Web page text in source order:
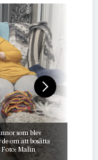
som blev
om att bosätta
Foto: Malin